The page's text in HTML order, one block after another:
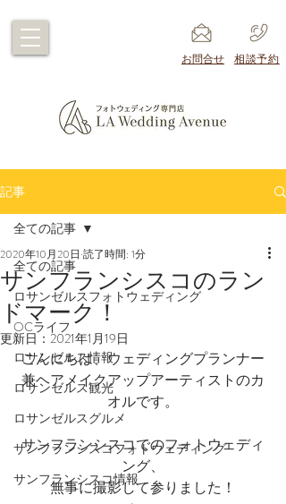
​お問合せ ​相談予約
記事
全ての記事
ロサンゼルスフォトウェディング
OCライフ
ロサンゼルス情報
ロサンゼルス観光
ロサンゼルスグルメ
サンフランシスコフォトウェディング
サンフランシスコ情報
全ての記事
サンフランシスコのラン
ドマーク！
2020年10月20日 読了時間: 1分
更新日： 2021年1月19日
こんにちは、ウェディングプランナー
兼ヘアメイクアップアーティストのカ
オルです。
サンフランシスコでのフォトウェディ
ング、
無事に撮影して参りました！